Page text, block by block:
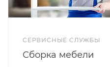
СЕРВИСНЫЕ СЛУЖБЫ
Сборка мебели